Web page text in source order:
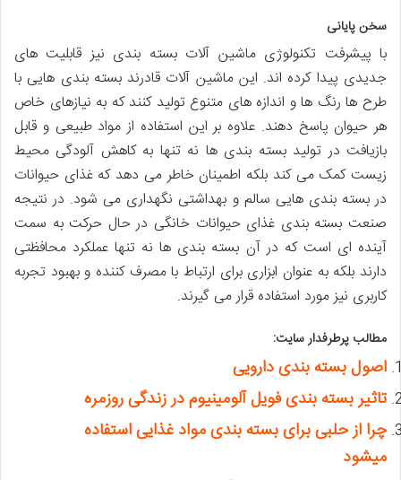
سخن پایانی
با پیشرفت تکنولوژی ماشین آلات بسته بندی نیز قابلیت های
جدیدی پیدا کرده اند. این ماشین آلات قادرند بسته بندی هایی با
طرح ها رنگ ها و اندازه های متنوع تولید کنند که به نیازهای خاص
هر حیوان پاسخ دهند. علاوه بر این استفاده از مواد طبیعی و قابل
بازیافت در تولید بسته بندی ها نه تنها به کاهش آلودگی محیط
زیست کمک می کند بلکه اطمینان خاطر می دهد که غذای حیوانات
در بسته بندی هایی سالم و بهداشتی نگهداری می شود. در نتیجه
صنعت بسته بندی غذای حیوانات خانگی در حال حرکت به سمت
آینده ای است که در آن بسته بندی ها نه تنها عملکرد محافظتی
دارند بلکه به عنوان ابزاری برای ارتباط با مصرف کننده و بهبود تجربه
کاربری نیز مورد استفاده قرار می گیرند.
مطالب پرطرفدار سایت:
اصول بسته بندی دارویی
تاثیر بسته بندی فویل آلومینیوم در زندگی روزمره
چرا از حلبی برای بسته بندی مواد غذایی استفاده
میشود